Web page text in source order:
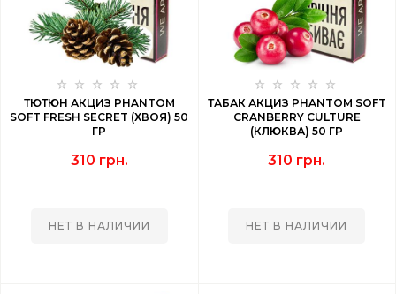
ТЮТЮН АКЦИЗ PHANTOM
SOFT FRESH SECRET (ХВОЯ) 50
ГР
310 грн.
НЕТ В НАЛИЧИИ
ТАБАК АКЦИЗ PHANTOM SOFT
CRANBERRY CULTURE
(КЛЮКВА) 50 ГР
310 грн.
НЕТ В НАЛИЧИИ